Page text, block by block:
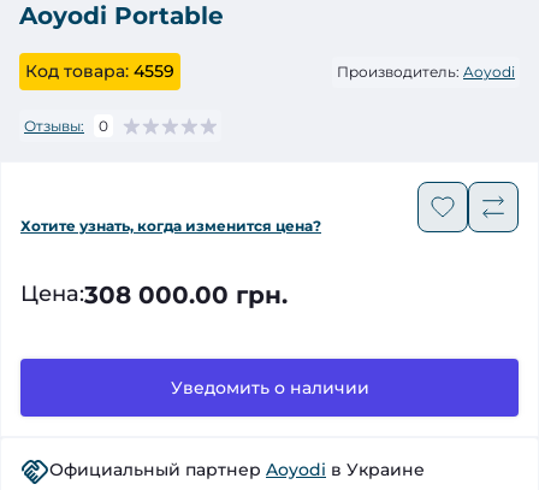
Aoyodi Portable
Код товара: 4559 Производитель: Aoyodi
Отзывы: 0
Хотите узнать, когда изменится цена?
Цена:308 000.00 грн.
Уведомить о наличии
Официальный партнер Aoyodi в Украине